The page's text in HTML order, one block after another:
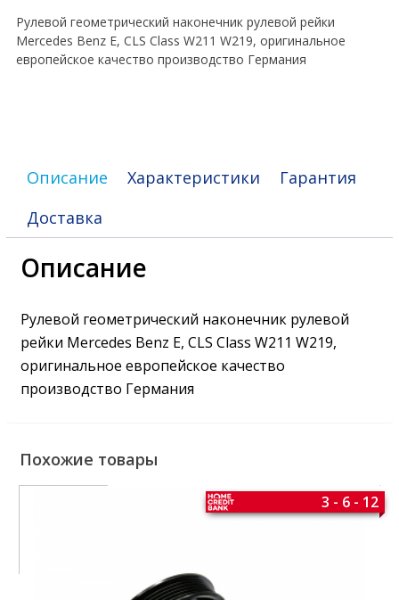
E,
CLS
Class
Рулевой геометрический наконечник рулевой рейки
Mercedes Benz E, CLS Class W211 W219, оригинальное
европейское качество производство Германия
Описание Характеристики
Гарантия
Доставка
Описание
Рулевой геометрический наконечник рулевой
рейки Mercedes Benz E, CLS Class W211 W219,
оригинальное европейское качество
производство Германия
Похожие товары
3 - 6 - 12